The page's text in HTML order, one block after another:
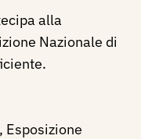
alla
Nazionale di
Esposizione